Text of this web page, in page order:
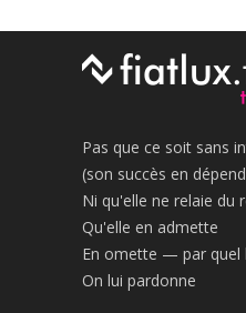
Pas que ce soit sans
(son succès en
Ni qu'elle ne relaie du
Qu'elle en admette
En omette — par quel
On lui pardonne